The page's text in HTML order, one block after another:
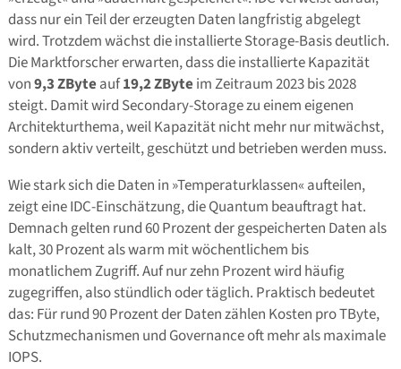
dass nur ein Teil der erzeugten Daten langfristig abgelegt
wird. Trotzdem wächst die installierte Storage-Basis deutlich.
Die Marktforscher erwarten, dass die installierte Kapazität
von9,3 ZByteauf19,2 ZByteim Zeitraum 2023 bis 2028
steigt. Damit wird Secondary-Storage zu einem eigenen
Architekturthema, weil Kapazität nicht mehr nur mitwächst,
sondern aktiv verteilt, geschützt und betrieben werden muss.
Wie stark sich die Daten in »Temperaturklassen« aufteilen,
zeigt eine IDC-Einschätzung, die Quantum beauftragt hat.
Demnach gelten rund 60 Prozent der gespeicherten Daten als
kalt, 30 Prozent als warm mit wöchentlichem bis
monatlichem Zugriff. Auf nur zehn Prozent wird häufig
zugegriffen, also stündlich oder täglich. Praktisch bedeutet
das: Für rund 90 Prozent der Daten zählen Kosten pro TByte,
Schutzmechanismen und Governance oft mehr als maximale
IOPS.